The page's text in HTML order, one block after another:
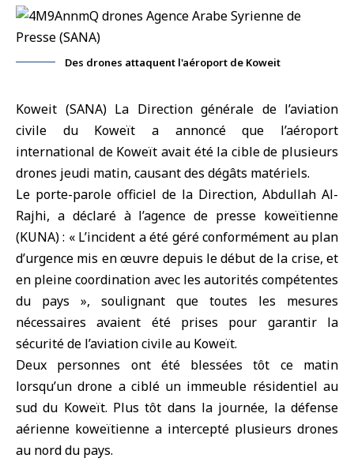
Des drones attaquent l'aéroport de Koweit
Koweit (SANA) La Direction générale de l’aviation
civile du Koweït a annoncé que l’aéroport
international de Koweït avait été la cible de plusieurs
drones jeudi matin, causant des dégâts matériels.
Le porte-parole officiel de la Direction, Abdullah Al-
Rajhi, a déclaré à l’agence de presse koweïtienne
(KUNA) : « L’incident a été géré conformément au plan
d’urgence mis en œuvre depuis le début de la crise, et
en pleine coordination avec les autorités compétentes
du pays », soulignant que toutes les mesures
nécessaires avaient été prises pour garantir la
sécurité de l’aviation civile au Koweït.
Deux personnes ont été blessées tôt ce matin
lorsqu’un drone a ciblé un immeuble résidentiel au
sud du Koweït. Plus tôt dans la journée, la défense
aérienne koweïtienne a intercepté plusieurs drones
au nord du pays.